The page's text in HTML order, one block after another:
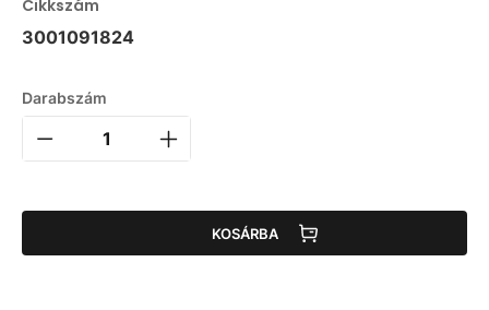
Cikkszám
3001091824
Darabszám
KOSÁRBA